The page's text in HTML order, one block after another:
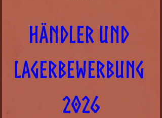
Händler und
Lagerbewerbung
2026